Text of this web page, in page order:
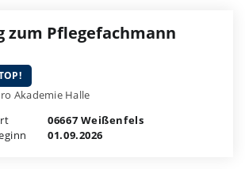
zum Pflegefachmann
Akademie Halle
06667 Weißenfels
01.09.2026